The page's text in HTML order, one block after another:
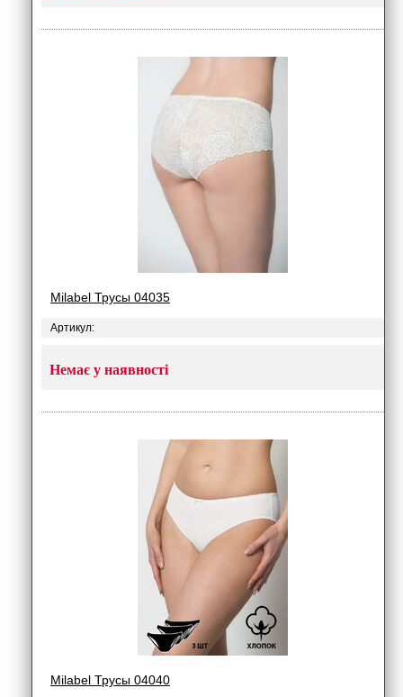
Milabel Трусы 04035
Артикул:
Немає у наявності
Milabel Трусы 04040